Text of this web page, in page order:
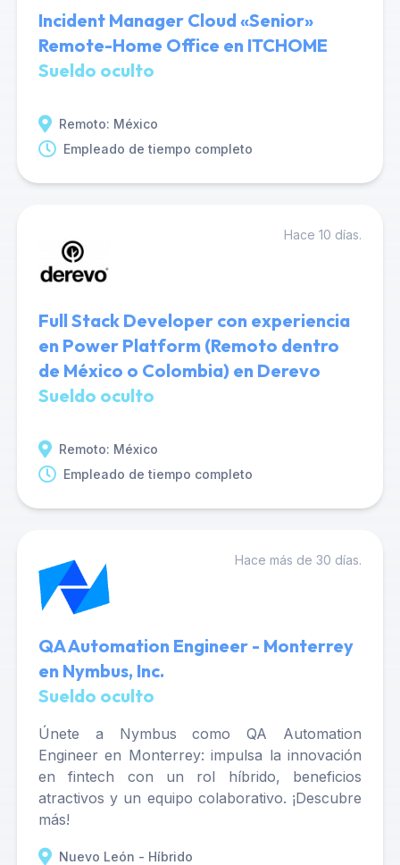
Incident Manager Cloud «Senior»
Remote-Home Office en ITCHOME
Sueldo oculto
Remoto: México
Empleado de tiempo completo
Hace 10 días.
Full Stack Developer con experiencia
en Power Platform (Remoto dentro
de México o Colombia) en Derevo
Sueldo oculto
Remoto: México
Empleado de tiempo completo
Hace más de 30 días.
QA Automation Engineer - Monterrey
en Nymbus, Inc.
Sueldo oculto
Únete a Nymbus como QA Automation
Engineer en Monterrey: impulsa la innovación
en fintech con un rol híbrido, beneficios
atractivos y un equipo colaborativo. ¡Descubre
más!
Nuevo León - Híbrido